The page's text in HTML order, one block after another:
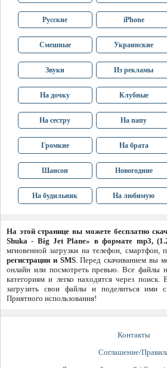
Русские iPhone
Смешные Украинские
Звуки Из рекламы
На дочку Клубные
На сестру На папу
Громкие На брата
Шансон Новогодние
На будильник На любимую
На этой странице вы можете бесплатно
Shuka - Big Jet Plane» в формате mp3,
мгновенной загрузки на телефон, смартфон,
регистрации и SMS. Перед скачиванием вы
онлайн или посмотреть превью. Все файлы
категориям и легко находятся через
загрузить свои файлы и поделиться ими с
Приятного использования!
Контакты
Соглашение/